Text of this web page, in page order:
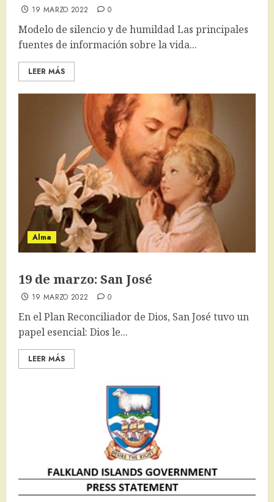
19 MARZO 2022 0
Modelo de silencio y de humildad Las principales
fuentes de información sobre la vida...
LEER MÁS
Alma
19 de marzo: San José
19 MARZO 2022 0
En el Plan Reconciliador de Dios, San José tuvo un
papel esencial: Dios le...
LEER MÁS